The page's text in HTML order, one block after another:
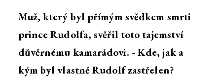
Muž, který byl přímým svědkem smrti
prince Rudolfa, svěřil toto tajemství
důvěrnému kamarádovi. - Kde, jak a
kým byl vlastně Rudolf zastřelen?